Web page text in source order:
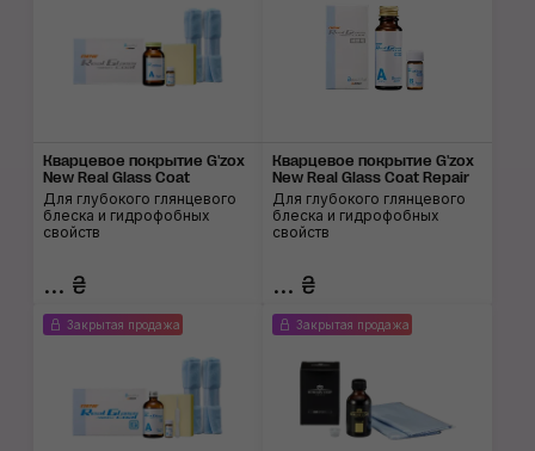
Кварцевое покрытие G'zox
New Real Glass Coat
Для глубокого глянцевого
блеска и гидрофобных
свойств
... ₴
Кварцевое покрытие G'zox
New Real Glass Coat Repair
Для глубокого глянцевого
блеска и гидрофобных
свойств
... ₴
Закрытая продажа Закрытая продажа